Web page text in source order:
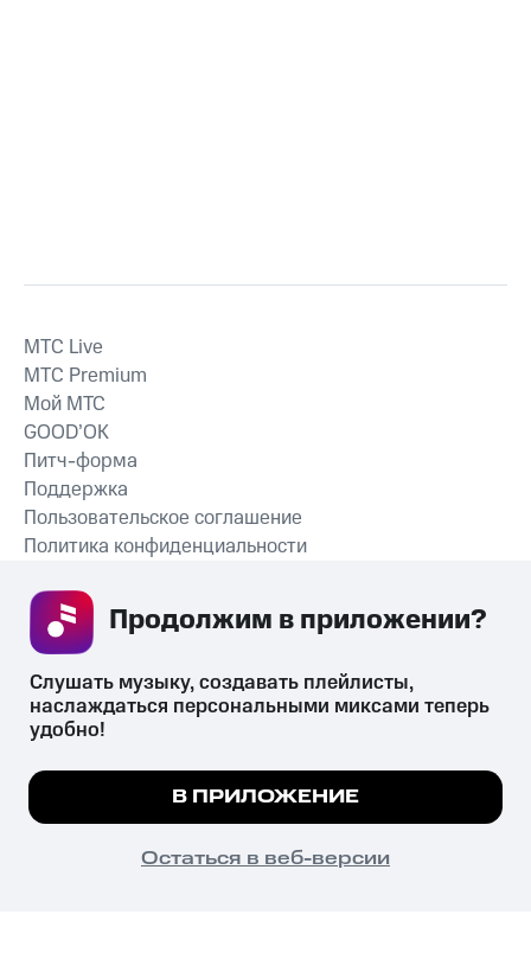
СКАЧАТЬ ПРИЛОЖЕНИЕ
MTС Live
MTС Premium
Мой МТС
GOOD’OK
Питч-форма
Поддержка
Пользовательское соглашение
Политика конфиденциальности
психотропных веществ, их аналогов причиняет вред здоровью,
их незаконный оборот запрещён и влечёт установленную
законодательством ответственность.
© 2026 ООО «КИОН».
Все права защищены
Мы используем куки, чтобы на сайте все
Подробнее
ПОНЯТНО
Слушать музыку, создавать плейлисты,
наслаждаться персональными миксами теперь
удобно!
В ПРИЛОЖЕНИЕ
Остаться в веб-версии